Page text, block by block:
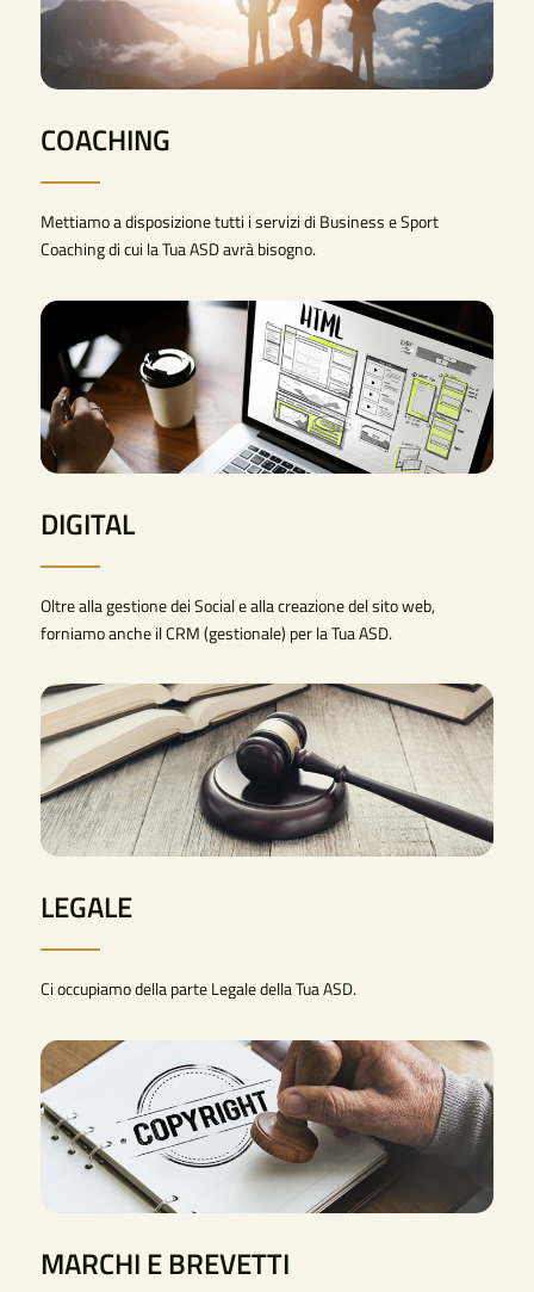
COACHING
Mettiamo a disposizione tutti i servizi di Business e Sport
Coaching di cui la Tua ASD avrà bisogno.
DIGITAL
Oltre alla gestione dei Social e alla creazione del sito web,
forniamo anche il CRM (gestionale) per la Tua ASD.
LEGALE
Ci occupiamo della parte Legale della Tua ASD.
MARCHI E BREVETTI